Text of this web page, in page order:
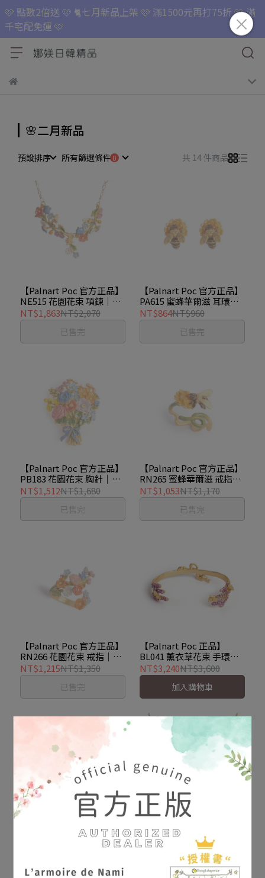
🩷 點數2倍送 🩷 🐈七月新品上架 🩷 滿1500元再打75折 🩷 滿
千宅配免運 🩷
🌸二月新品
預設排序 所有篩選條件 共 14 件商品
【Palnart Poc 官方正品】
NE515 花園花束 項鍊｜日
本製 搖曳繁花 手工上色
Garden bouquet
NT$1,863NT$2,070
已售完
【Palnart Poc 官方正品】
PA615 蜜蜂華爾滋 耳環｜
日本製 蒲公英花語 手工上
色 Bee's waltz
NT$864NT$960
已售完
【Palnart Poc 官方正品】
PB183 花園花束 胸針｜日
本製 藍絲帶繁花 手工上色
Garden bouquet
NT$1,512NT$1,680
已售完
【Palnart Poc 官方正品】
RN265 蜜蜂華爾滋 戒指｜
日本製 蒲公英花語 手工上
色 Bee's waltz
NT$1,053NT$1,170
已售完
【Palnart Poc 官方正品】
RN266 花園花束 戒指｜日
本製 繽紛繁花 手工上色
Garden bouquet
NT$1,215NT$1,350
已售完
【Palnart Poc 正品】
BL041 薰衣草花束 手環｜
日本製 優雅花語 霧面金蝴
蝶 Lavender
NT$3,240NT$3,600
加入購物車
HA039 薰衣草花束 髮夾｜
日本製 優雅 霧面金蝴蝶
已售完
NE513 葉切蟻遊行 項鍊｜
日本製 森林系 螞蟻 銜花
Leaf's parade
NT$1,188 NT$1,320
加入購物車